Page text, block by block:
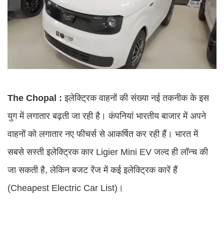
The Chopal : इलेक्ट्रिक वाहनों की संख्या नई तकनीक के इस
युग में लगातार बढ़ती जा रही है। कंपनियां भारतीय बाजार में अपने
वाहनों को लगातार नए फीचर्स से आकर्षित कर रही हैं। भारत में
सबसे सस्ती इलेक्ट्रिक कार Ligier Mini EV जल्द ही लॉन्च की
जा सकती है, लेकिन बजट रेंज में कई इलेक्ट्रिक कारें हैं
(Cheapest Electric Car List)।